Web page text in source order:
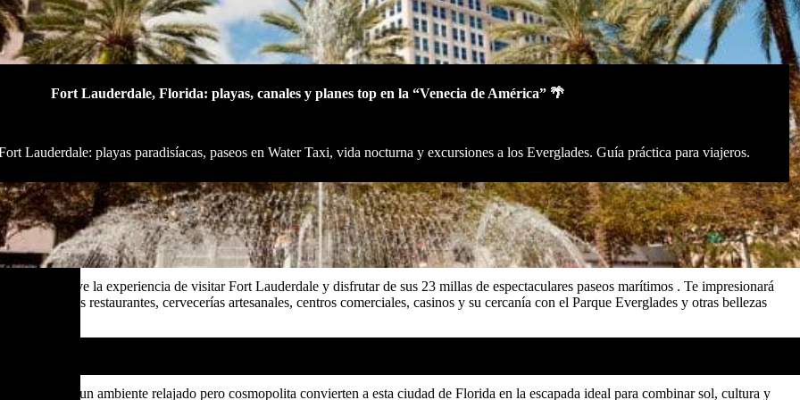
Fort Lauderdale, Florida: playas, canales y planes top en la “Venecia de América” 🌴
Lauderdale: playas paradisíacas, paseos en Water Taxi, vida nocturna y excursiones a los Everglades. Guía práctica para viajeros.
América”, vive la experiencia de visitar Fort Lauderdale y disfrutar de sus 23 millas de espectaculares paseos marítimos . Te impresionará
excelentes restaurantes, cervecerías artesanales, centros comerciales, casinos y su cercanía con el Parque Everglades y otras bellezas
de canales y un ambiente relajado pero cosmopolita convierten a esta ciudad de Florida en la escapada ideal para combinar sol, cultura y